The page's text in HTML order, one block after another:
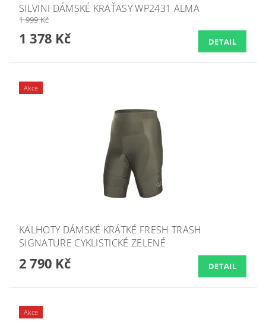
SILVINI DÁMSKÉ KRAŤASY WP2431 ALMA
1 999 Kč
1 378 Kč DETAIL
Akce
KALHOTY DÁMSKÉ KRÁTKÉ FRESH TRASH
SIGNATURE CYKLISTICKÉ ZELENÉ
2 790 Kč DETAIL
Akce